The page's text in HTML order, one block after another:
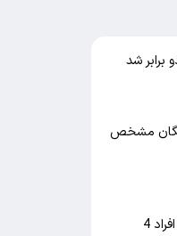
شد
مشخص
خبر مهم برای سرپرستان خانوار / حساب این افراد 4